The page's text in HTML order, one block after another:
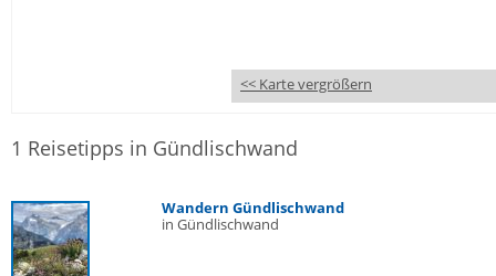
<< Karte vergrößern
1 Reisetipps in Gündlischwand
Wandern Gündlischwand
in Gündlischwand